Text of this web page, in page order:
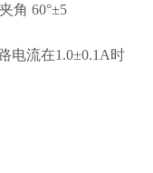
夹角 60°±5
电流在1.0±0.1A时